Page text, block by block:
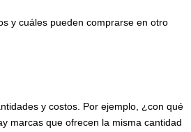
y cuáles pueden comprarse en otro
y costos. Por ejemplo, ¿con qué
marcas que ofrecen la misma cantidad